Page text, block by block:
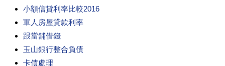
小額信貸利率比較2016
軍人房屋貸款利率
跟當舖借錢
玉山銀行整合負債
卡債處理